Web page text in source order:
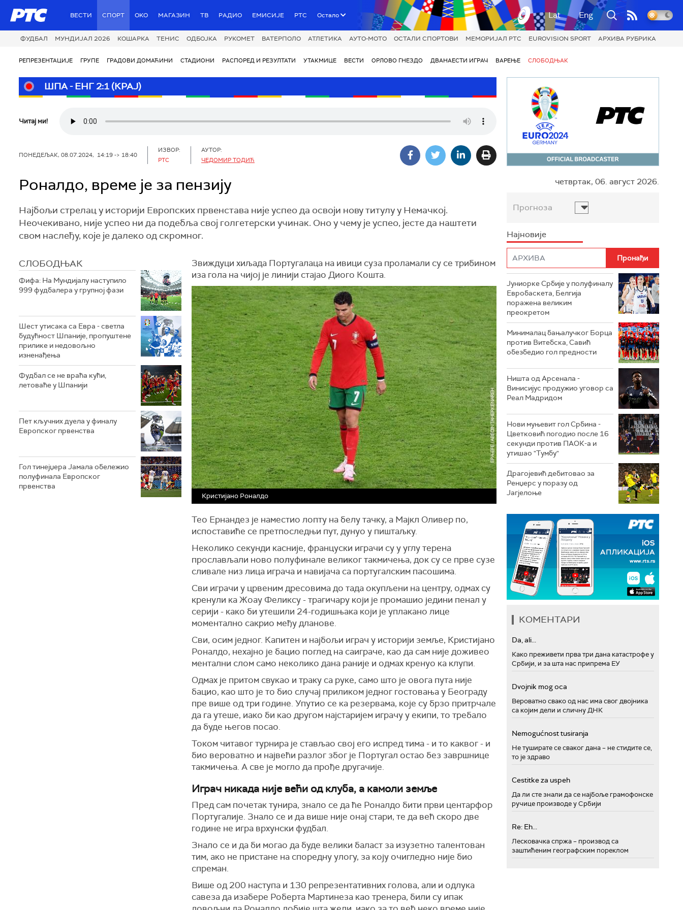
РТС ВЕСТИ СПОРТ OKO МАГАЗИН ТВ РАДИО ЕМИСИЈЕ РТС Остало Lat Eng
ФУДБАЛ МУНДИЈАЛ 2026 КОШАРКА ТЕНИС ОДБОЈКА РУКОМЕТ ВАТЕРПОЛО АТЛЕТИКА АУТО-МОТО ОСТАЛИ СПОРТОВИ МЕМОРИЈАЛ РТС EUROVISION SPORT АРХИВА РУБРИКА
РЕПРЕЗЕНТАЦИЈЕ ГРУПЕ ГРАДОВИ ДОМАЋИНИ СТАДИОНИ РАСПОРЕД И РЕЗУЛТАТИ УТАКМИЦЕ ВЕСТИ ОРЛОВО ГНЕЗДО ДВАНАЕСТИ ИГРАЧ ВАРЕЊЕ СЛОБОДЊАК
ШПА - ЕНГ 2:1 (КРАЈ)
Читај ми!
ПОНЕДЕЉАК, 08.07.2024, 14:19 -> 18:40
ИЗВОР:
РТС
АУТОР:
ЧЕДОМИР ТОДИЋ
Роналдо, време је за пензију
Најбољи стрелац у историји Европских првенстава није успео да освоји нову титулу у Немачкој.
Неочекивано, није успео ни да подебља свој голгетерски учинак. Оно у чему је успео, јесте да наштети
свом наслеђу, које је далеко од скромног.
СЛОБОДЊАК
Фифа: На Мундијалу наступило
999 фудбалера у групној фази
Шест утисака са Евра - светла
будућност Шпаније, пропуштене
прилике и недовољно
изненађења
Фудбал се не враћа кући,
летоваће у Шпанији
Пет кључних дуела у финалу
Европског првенства
Гол тинејџера Јамала обележио
полуфинала Европског
првенства
Звиждуци хиљада Португалаца на ивици суза проламали су се трибином
иза гола на чијој је линији стајао Диого Кошта.
Кристијано Роналдо
Тео Ернандез је наместио лопту на белу тачку, а Мајкл Оливер по,
испоставиће се претпоследњи пут, дунуо у пиштаљку.
Неколико секунди касније, француски играчи су у углу терена
прослављали ново полуфинале великог такмичења, док су се прве сузе
сливале низ лица играча и навијача са португалским пасошима.
Сви играчи у црвеним дресовима до тада окупљени на центру, одмах су
кренули ка Жоау Феликсу - трагичару који је промашио једини пенал у
серији - како би утешили 24-годишњака који је уплакано лице
моментално сакрио међу дланове.
Сви, осим једног. Капитен и најбољи играч у историји земље, Кристијано
Роналдо, нехајно је бацио поглед на саиграче, као да сам није доживео
ментални слом само неколико дана раније и одмах кренуо ка клупи.
Одмах је притом свукао и траку са руке, само што је овога пута није
бацио, као што је то био случај приликом једног гостовања у Београду
пре више од три године. Упутио се ка резервама, које су брзо притрчале
да га утеше, иако би као другом најстаријем играчу у екипи, то требало
да буде његов посао.
Током читавог турнира је стављао свој его испред тима - и то каквог - и
био вероватно и највећи разлог због је Португал остао без завршнице
такмичења. А све је могло да прође другачије.
Играч никада није већи од клуба, а камоли земље
Пред сам почетак тунира, знало се да ће Роналдо бити први центарфор
Португалије. Знало се и да више није онај стари, те да већ скоро две
године не игра врхунски фудбал.
Знало се и да би могао да буде велики баласт за изузетно талентован
тим, ако не пристане на споредну улогу, за коју очигледно није био
спреман.
Више од 200 наступа и 130 репрезентативних голова, али и одлука
савеза да изабере Роберта Мартинеза као тренера, били су ипак
четвртак, 06. август 2026.
Прогноза
Најновије
Јуниорке Србије у полуфиналу
Евробаскета, Белгија
поражена великим
преокретом
Минималац бањалучког Борца
против Витебска, Савић
обезбедио гол предности
Ништа од Арсенала -
Винисијус продужио уговор са
Реал Мадридом
Нови муњевит гол Србина -
Цветковић погодио после 16
секунди против ПАОК-а и
утишао "Тумбу"
Драгојевић дебитовао за
Ренџерс у поразу од
Јагјелоње
КОМЕНТАРИ
Da, ali...
Како преживети прва три дана катастрофе у
Србији, и за шта нас припрема ЕУ
Dvojnik mog oca
Вероватно свако од нас има свог двојника
са којим дели и сличну ДНК
Nemogućnost tusiranja
Не туширате се сваког дана – не стидите се,
то је здраво
Cestitke za uspeh
Да ли сте знали да се најбоље грамофонске
ручице производе у Србији
Re: Eh...
Лесковачка спржа – производ са
заштићеним географским пореклом